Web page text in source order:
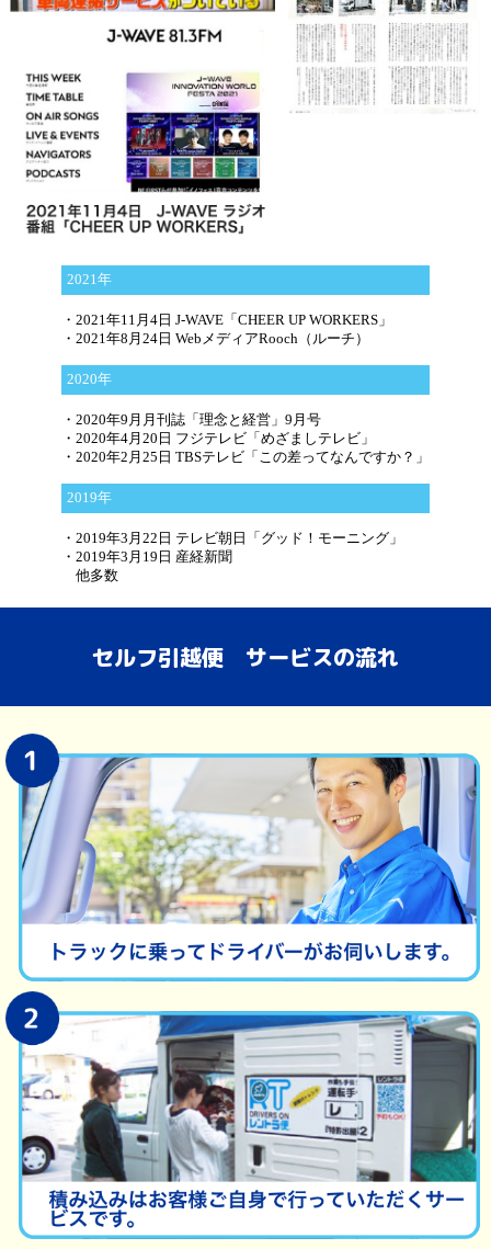
2021年
・2021年11月4日 J-WAVE「CHEER UP WORKERS」
・2021年8月24日 WebメディアRooch（ルーチ）
2020年
・2020年9月月刊誌「理念と経営」9月号
・2020年4月20日 フジテレビ「めざましテレビ」
・2020年2月25日 TBSテレビ「この差ってなんですか？」
2019年
・2019年3⽉22⽇ テレビ朝日「グッド！モーニング」
・2019年3⽉19⽇ 産経新聞
他多数
セルフ引越便 サービスの流れ